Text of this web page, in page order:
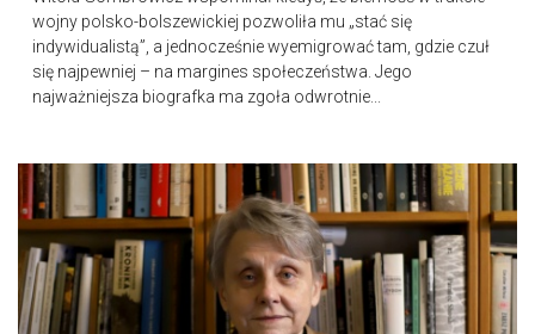
wojny polsko-bolszewickiej pozwoliła mu „stać się
indywidualistą”, a jednocześnie wyemigrować tam, gdzie czuł
się najpewniej – na margines społeczeństwa. Jego
najważniejsza biografka ma zgoła odwrotnie...